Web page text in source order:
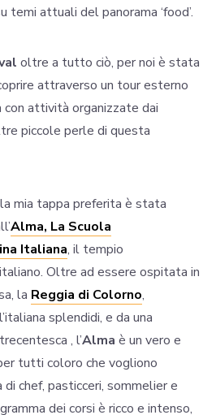
temi attuali del panorama ‘food’.
oltre a tutto ciò, per noi è stata
attraverso un tour esterno
con attività organizzate dai
piccole perle di questa
mia tappa preferita è stata
Alma, La Scuola
Italiana, il tempio
Oltre ad essere ospitata in
la Reggia di Colorno,
splendidi, e da una
, l’Alma è un vero e
tutti coloro che vogliono
chef, pasticceri, sommelier e
dei corsi è ricco e intenso,